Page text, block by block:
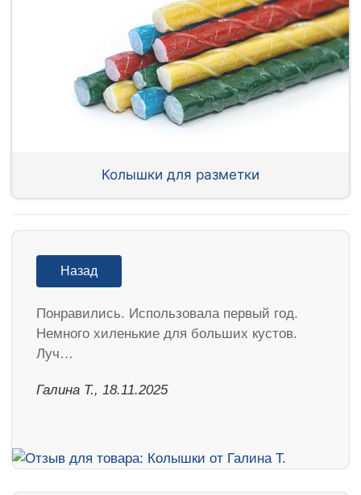
Колышки для разметки
Назад
Понравились. Использовала первый год.
Немного хиленькие для больших кустов.
Луч…
Галина Т., 18.11.2025